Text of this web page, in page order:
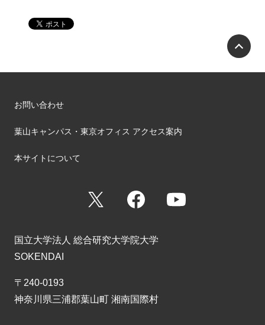
お問い合わせ
葉山キャンパス・東京オフィス アクセス案内
本サイトについて
Facebook
国立大学法人 総合研究大学院大学
SOKENDAI
〒240-0193
神奈川県三浦郡葉山町 湘南国際村